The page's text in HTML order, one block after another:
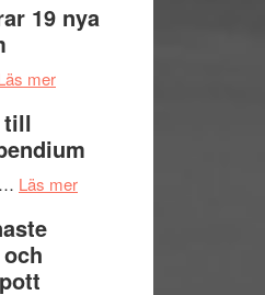
19 nya
merom
West
presenterar
till
… Läs merom